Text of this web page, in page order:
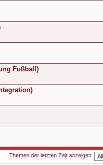
Fußball)
Themen der letzten Zeit anzeigen: